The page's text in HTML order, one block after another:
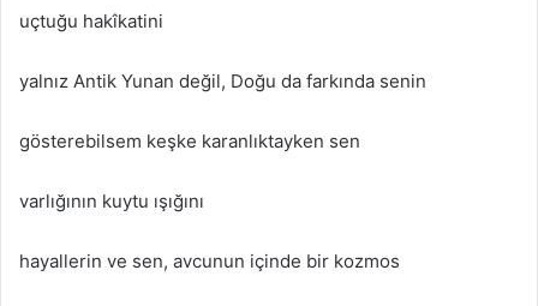
uçtuğu hakîkatini
yalnız Antik Yunan değil, Doğu da farkında senin
gösterebilsem keşke karanlıktayken sen
varlığının kuytu ışığını
hayallerin ve sen, avcunun içinde bir kozmos